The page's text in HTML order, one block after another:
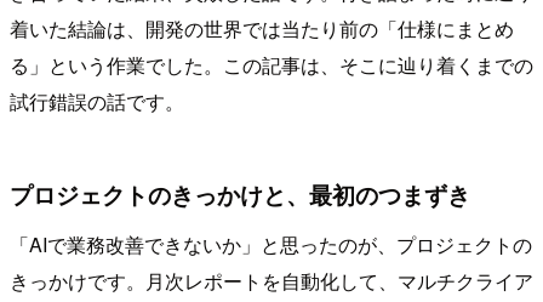
着いた結論は、開発の世界では当たり前の「仕様にまとめ
る」という作業でした。この記事は、そこに辿り着くまでの
試行錯誤の話です。
プロジェクトのきっかけと、最初のつまずき
「AIで業務改善できないか」と思ったのが、プロジェクトの
きっかけです。月次レポートを自動化して、マルチクライア